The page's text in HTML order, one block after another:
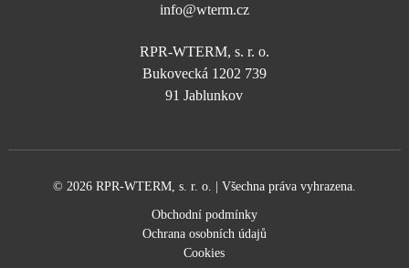
info@wterm.cz
RPR-WTERM, s. r. o.
Bukovecká 1202 739
91 Jablunkov
© 2026 RPR-WTERM, s. r. o. | Všechna práva vyhrazena.
Obchodní podmínky
Ochrana osobních údajů
Cookies